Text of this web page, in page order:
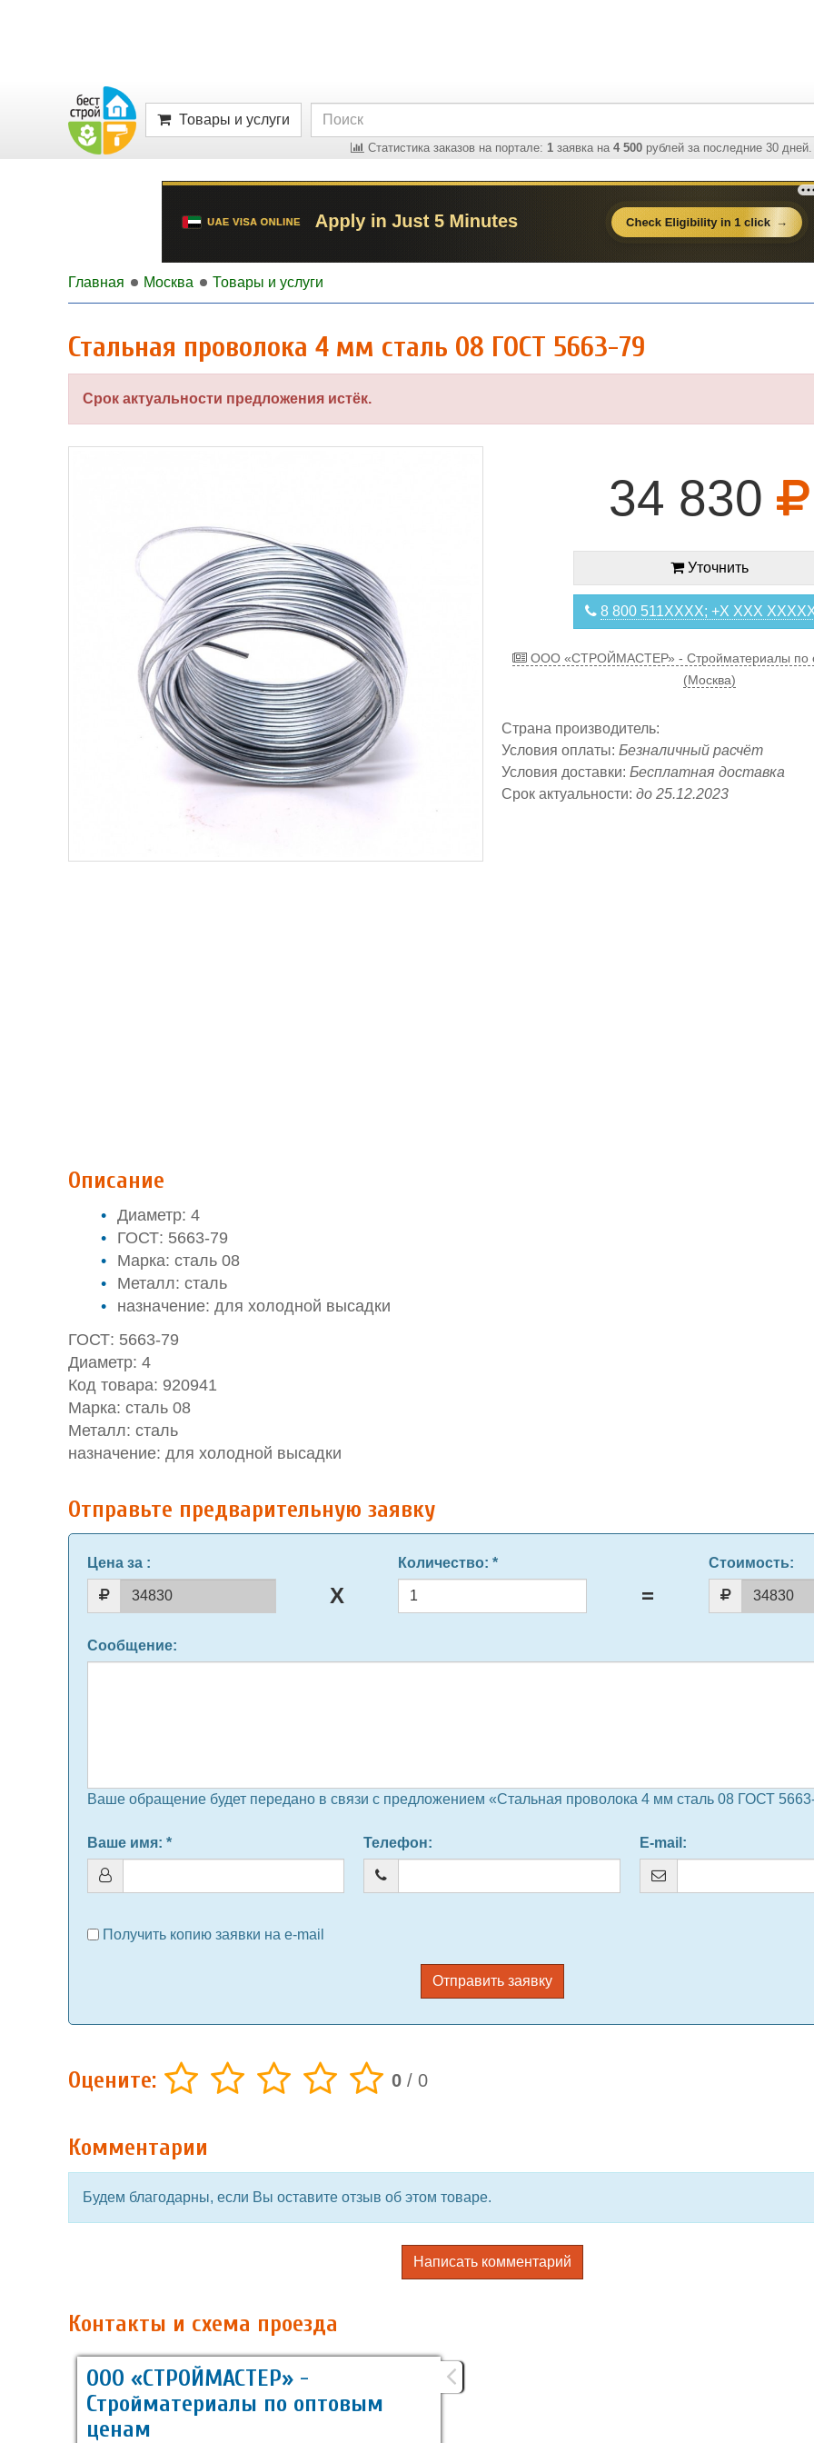
Товары и услуги
Статистика заказов на портале: 1заявка на 4 500рублей за последние 30 дней.
Главная Москва Товары и услуги
Стальная проволока 4 мм сталь 08 ГОСТ 5663-79
Срок актуальности предложения истёк.
34 830
Уточнить
8 800 511XXXX; +X XXX
ООО «СТРОЙМАСТЕР» - Стройматериалы по
(Москва)
Страна производитель:
Условия оплаты: Безналичный расчёт
Условия доставки: Бесплатная доставка
Срок актуальности: до 25.12.2023
Описание
Диаметр: 4
ГОСТ: 5663-79
Марка: сталь 08
Металл: сталь
назначение: для холодной высадки
ГОСТ: 5663-79
Диаметр: 4
Код товара: 920941
Марка: сталь 08
Металл: сталь
назначение: для холодной высадки
Отправьте предварительную заявку
Цена за : Количество: * Стоимость:
Сообщение:
Ваше обращение будет передано в связи с предложением «Стальная проволока 4 мм сталь 08 ГОСТ
Ваше имя: * Телефон: E-mail :
Получить копию заявки на e-mail
Отправить заявку
Оцените: 0 / 0
Комментарии
Будем благодарны, если Вы оставите отзыв об этом товаре.
Написать комментарий
Контакты и схема проезда
ООО «СТРОЙМАСТЕР» -
Стройматериалы по оптовым
ценам